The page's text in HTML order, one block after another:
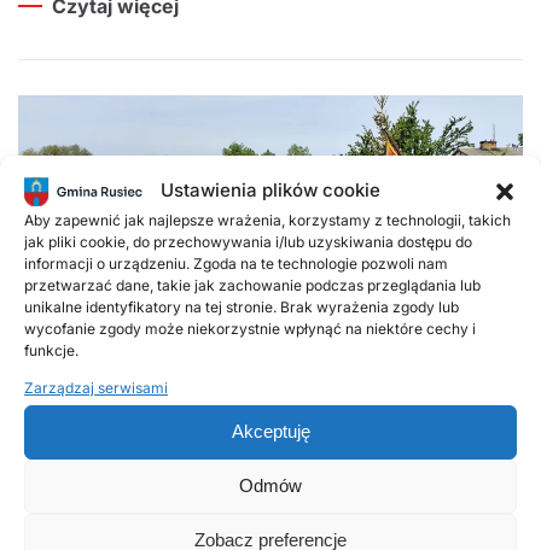
Ustawienia plików cookie
Aby zapewnić jak najlepsze wrażenia, korzystamy z technologii, takich
jak pliki cookie, do przechowywania i/lub uzyskiwania dostępu do
informacji o urządzeniu. Zgoda na te technologie pozwoli nam
przetwarzać dane, takie jak zachowanie podczas przeglądania lub
unikalne identyfikatory na tej stronie. Brak wyrażenia zgody lub
wycofanie zgody może niekorzystnie wpłynąć na niektóre cechy i
funkcje.
Zarządzaj serwisami
Akceptuję
Odmów
Zobacz preferencje
Czytaj więcej
Uroczyste obchody Dnia